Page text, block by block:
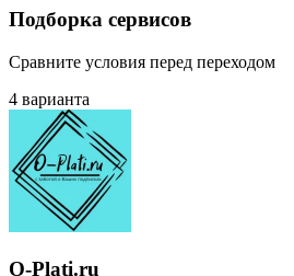
Подборка сервисов
Сравните условия перед переходом
4 варианта
O-Plati.ru